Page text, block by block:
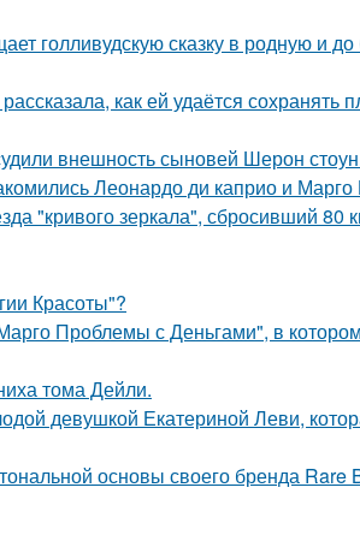
голливудскую сказку в родную и до
как ей удаётся сохранять
внешность сыновей Шерон
Леонардо ди каприо и Марго
"кривого зеркала", сбросивший 80
Красоты"?
Проблемы с Деньгами", в
тома Дейли.
девушкой Екатериной Леви,
основы своего бренда Rare